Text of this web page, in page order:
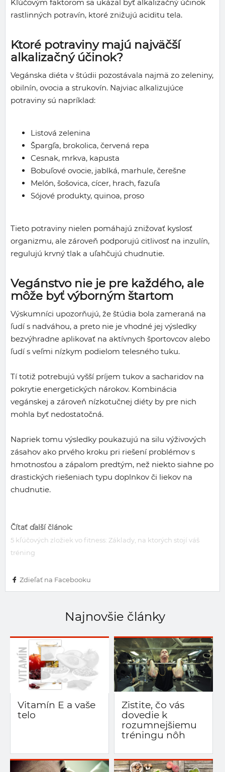
Kľúčovým faktorom sa ukázal byť alkalizačný účinok
rastlinných potravín, ktoré znižujú aciditu tela.
Ktoré potraviny majú najväčší
alkalizačný účinok?
Vegánska diéta v štúdii pozostávala najmä zo zeleniny,
obilnín, ovocia a strukovín. Najviac alkalizujúce
potraviny sú napríklad:
Listová zelenina
Špargľa, brokolica, červená repa
Cesnak, mrkva, kapusta
Bobuľové ovocie, jablká, marhule, čerešne
Melón, šošovica, cícer, hrach, fazuľa
Sójové produkty, quinoa, proso
Tieto potraviny nielen pomáhajú znižovať kyslosť
organizmu, ale zároveň podporujú citlivosť na inzulín,
regulujú krvný tlak a uľahčujú chudnutie.
Vegánstvo nie je pre každého, ale
môže byť výborným štartom
Výskumníci upozorňujú, že štúdia bola zameraná na
ľudí s nadváhou, a preto nie je vhodné jej výsledky
bezvýhradne aplikovať na aktívnych športovcov alebo
ľudí s veľmi nízkym podielom telesného tuku.
Tí totiž potrebujú vyšší príjem tukov a sacharidov na
pokrytie energetických nárokov. Kombinácia
vegánskej a zároveň nízkotučnej diéty by pre nich
mohla byť nedostatočná.
Napriek tomu výsledky poukazujú na silu výživových
zásahov ako prvého kroku pri riešení problémov s
hmotnosťou a zápalom predtým, než niekto siahne po
drastických riešeniach typu doplnkov či liekov na
chudnutie.
Čítať ďalší článok:
5 kľúčových zložiek vo fitness: Základy, na ktorých stojí váš
tréning
Zdieľať na Facebooku
Najnovšie články
Vitamín E a vaše
telo
Zistite, čo vás
dovedie k
rozumnejšiemu
tréningu nôh